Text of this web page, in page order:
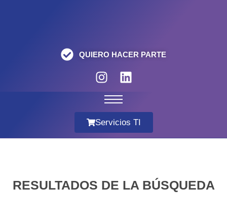
QUIERO HACER PARTE
Servicios TI
RESULTADOS DE LA BÚSQUEDA